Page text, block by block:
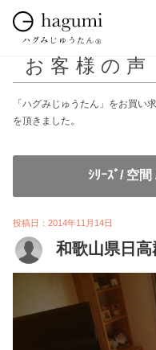
お客様の声
「ハグみじゅうたん」をお買い
を頂きました。
ｼﾘｰｽﾞ/ 空間
投稿日：2014年11月14日
和歌山県日